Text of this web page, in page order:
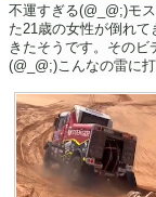
不運すぎる(@_@;)モ
た21歳の女性が倒れ
きたそうです。その
(@_@;)こんなの雷に